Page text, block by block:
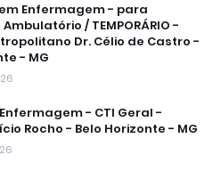
Enfermagem - para
/ TEMPORÁRIO -
Dr. Célio de Castro -
- MG
- CTI Geral -
Rocho - Belo Horizonte - MG